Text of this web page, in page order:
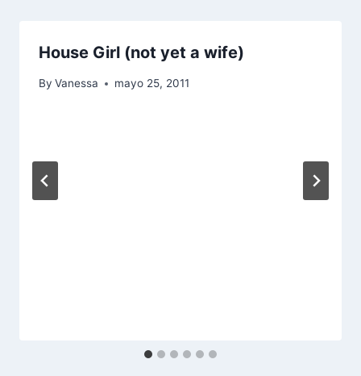
House Girl (not yet a wife)
By Vanessa mayo 25, 2011